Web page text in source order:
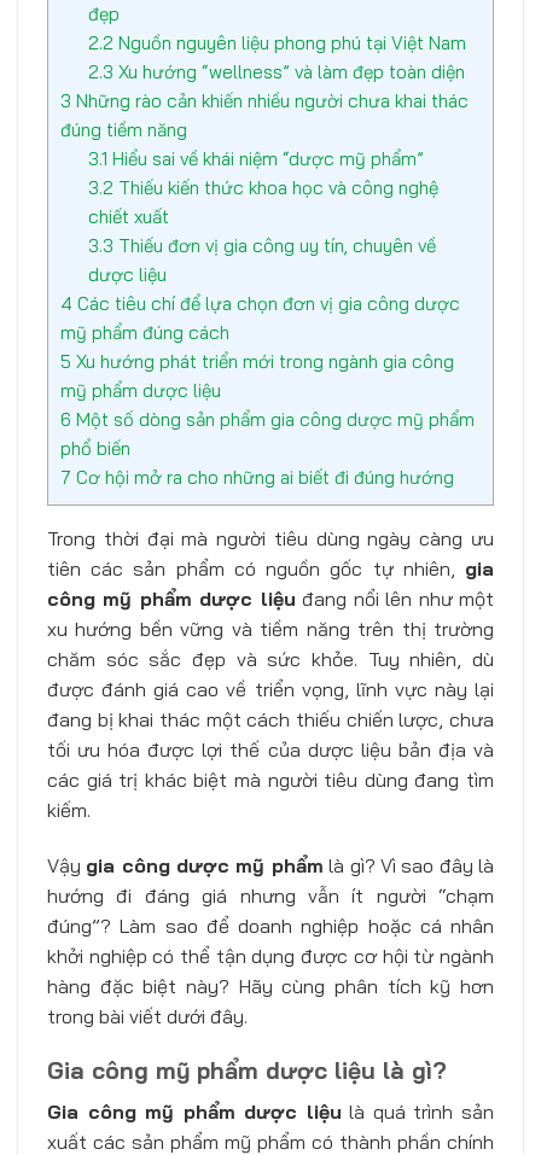
đẹp
2.2 Nguồn nguyên liệu phong phú tại Việt Nam
2.3 Xu hướng “wellness” và làm đẹp toàn diện
3 Những rào cản khiến nhiều người chưa khai thác
đúng tiềm năng
3.1 Hiểu sai về khái niệm “dược mỹ phẩm”
3.2 Thiếu kiến thức khoa học và công nghệ
chiết xuất
3.3 Thiếu đơn vị gia công uy tín, chuyên về
dược liệu
4 Các tiêu chí để lựa chọn đơn vị gia công dược
mỹ phẩm đúng cách
5 Xu hướng phát triển mới trong ngành gia công
mỹ phẩm dược liệu
6 Một số dòng sản phẩm gia công dược mỹ phẩm
phổ biến
7 Cơ hội mở ra cho những ai biết đi đúng hướng
Trong thời đại mà người tiêu dùng ngày càng ưu
tiên các sản phẩm có nguồn gốc tự nhiên, gia
công mỹ phẩm dược liệu đang nổi lên như một
xu hướng bền vững và tiềm năng trên thị trường
chăm sóc sắc đẹp và sức khỏe. Tuy nhiên, dù
được đánh giá cao về triển vọng, lĩnh vực này lại
đang bị khai thác một cách thiếu chiến lược, chưa
tối ưu hóa được lợi thế của dược liệu bản địa và
các giá trị khác biệt mà người tiêu dùng đang tìm
kiếm.
Vậy gia công dược mỹ phẩm là gì? Vì sao đây là
hướng đi đáng giá nhưng vẫn ít người “chạm
đúng”? Làm sao để doanh nghiệp hoặc cá nhân
khởi nghiệp có thể tận dụng được cơ hội từ ngành
hàng đặc biệt này? Hãy cùng phân tích kỹ hơn
trong bài viết dưới đây.
Gia công mỹ phẩm dược liệu là gì?
Gia công mỹ phẩm dược liệu là quá trình sản
xuất các sản phẩm mỹ phẩm có thành phần chính